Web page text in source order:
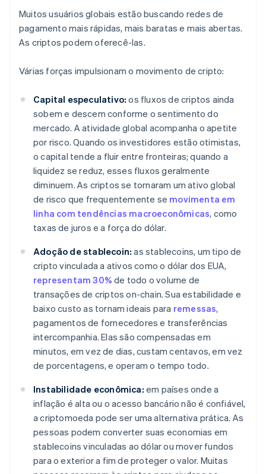
Muitos usuários globais estão buscando redes de
pagamento mais rápidas, mais baratas e mais abertas.
As criptos podem oferecê-las.
Várias forças impulsionam o movimento de cripto:
Capital especulativo: os fluxos de criptos ainda
sobem e descem conforme o sentimento do
mercado. A atividade global acompanha o apetite
por risco. Quando os investidores estão otimistas,
o capital tende a fluir entre fronteiras; quando a
liquidez se reduz, esses fluxos geralmente
diminuem. As criptos se tornaram um ativo global
de risco que frequentemente se movimenta em
linha com tendências macroeconômicas, como
taxas de juros e a força do dólar.
Adoção de stablecoin: as stablecoins, um tipo de
cripto vinculada a ativos como o dólar dos EUA,
representam 30% de todo o volume de
transações de criptos on-chain. Sua estabilidade e
baixo custo as tornam ideais para remessas,
pagamentos de fornecedores e transferências
intercompanhia. Elas são compensadas em
minutos, em vez de dias, custam centavos, em vez
de porcentagens, e operam o tempo todo.
Instabilidade econômica: em países onde a
inflação é alta ou o acesso bancário não é confiável,
a criptomoeda pode ser uma alternativa prática. As
pessoas podem converter suas economias em
stablecoins vinculadas ao dólar ou mover fundos
para o exterior a fim de proteger o valor. Muitas